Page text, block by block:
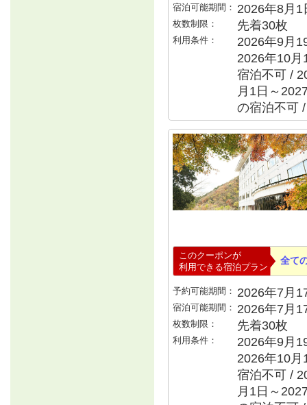
宿泊可能期間： 2026年8月
枚数制限： 先着30枚
利用条件：
2026年9月
2026年10
宿泊不可 /
月1日～
の宿泊不可
このクーポンが
利用できる宿泊プラン
全て
予約可能期間： 2026年7月
宿泊可能期間： 2026年7月
枚数制限： 先着30枚
利用条件：
2026年9月
2026年10
宿泊不可 /
月1日～